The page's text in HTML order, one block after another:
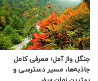
جنگل واز آمل؛ معرفی کامل
جاذبه‌ها، مسیر دسترسی و